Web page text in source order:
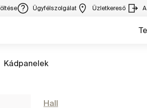
Ügyfélszolgálat Üzletkereső
Ugrás
Kádpanelek
Hall